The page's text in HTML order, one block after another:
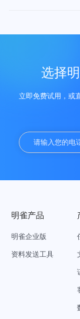
选择
立即免费试用，或
明雀产品
明雀企业版
资料发送工具